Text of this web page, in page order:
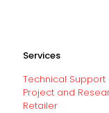
Services
Technical Support
Project and
Retailer